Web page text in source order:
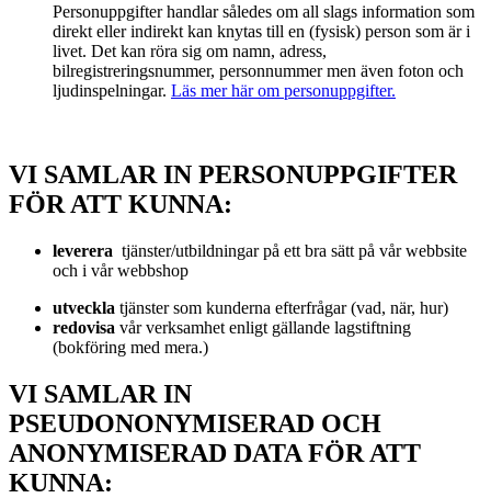
Personuppgifter handlar således om all slags information som
direkt eller indirekt kan knytas till en (fysisk) person som är i
livet. Det kan röra sig om namn, adress,
bilregistreringsnummer, personnummer men även foton och
ljudinspelningar. Läs mer här om personuppgifter.
VI SAMLAR IN PERSONUPPGIFTER
FÖR ATT KUNNA:
leverera tjänster/utbildningar på ett bra sätt på vår webbsite
och i vår webbshop
utveckla tjänster som kunderna efterfrågar (vad, när, hur)
redovisa vår verksamhet enligt gällande lagstiftning
(bokföring med mera.)
VI SAMLAR IN
PSEUDONONYMISERAD OCH
ANONYMISERAD DATA FÖR ATT
KUNNA: